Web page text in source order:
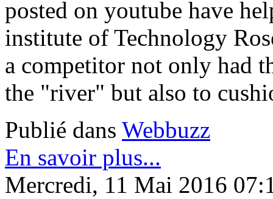
posted on youtube have
institute of Technology
a competitor not only had
the "river" but also to
Publié dans Webbuzz
En savoir plus...
Mercredi, 11 Mai 2016